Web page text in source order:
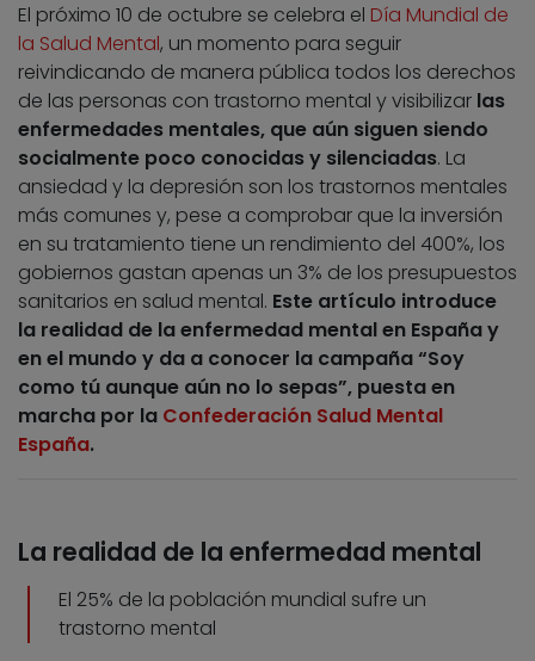
El próximo 10 de octubre se celebra el Día Mundial de
la Salud Mental, un momento para seguir
reivindicando de manera pública todos los derechos
de las personas con trastorno mental y visibilizar las
enfermedades mentales, que aún siguen siendo
socialmente poco conocidas y silenciadas. La
ansiedad y la depresión son los trastornos mentales
más comunes y, pese a comprobar que la inversión
en su tratamiento tiene un rendimiento del 400%, los
gobiernos gastan apenas un 3% de los presupuestos
sanitarios en salud mental. Este artículo introduce
la realidad de la enfermedad mental en España y
en el mundo y da a conocer la campaña “Soy
como tú aunque aún no lo sepas”, puesta en
marcha por la Confederación Salud Mental
España.
La realidad de la enfermedad mental
El 25% de la población mundial sufre un
trastorno mental